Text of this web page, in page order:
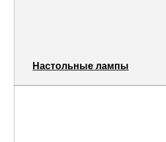
Настольные лампы